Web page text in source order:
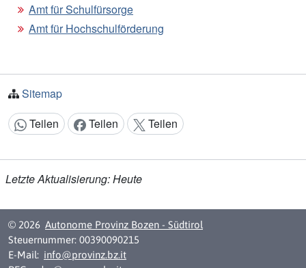
Amt für Schulfürsorge
Amt für Hochschulförderung
Sitemap
Inhalt teilen:
Teilen Teilen Teilen
Letzte Aktualisierung: Heute
© 2026 Autonome Provinz Bozen - Südtirol
Steuernummer: 00390090215
E-Mail: info@provinz.bz.it